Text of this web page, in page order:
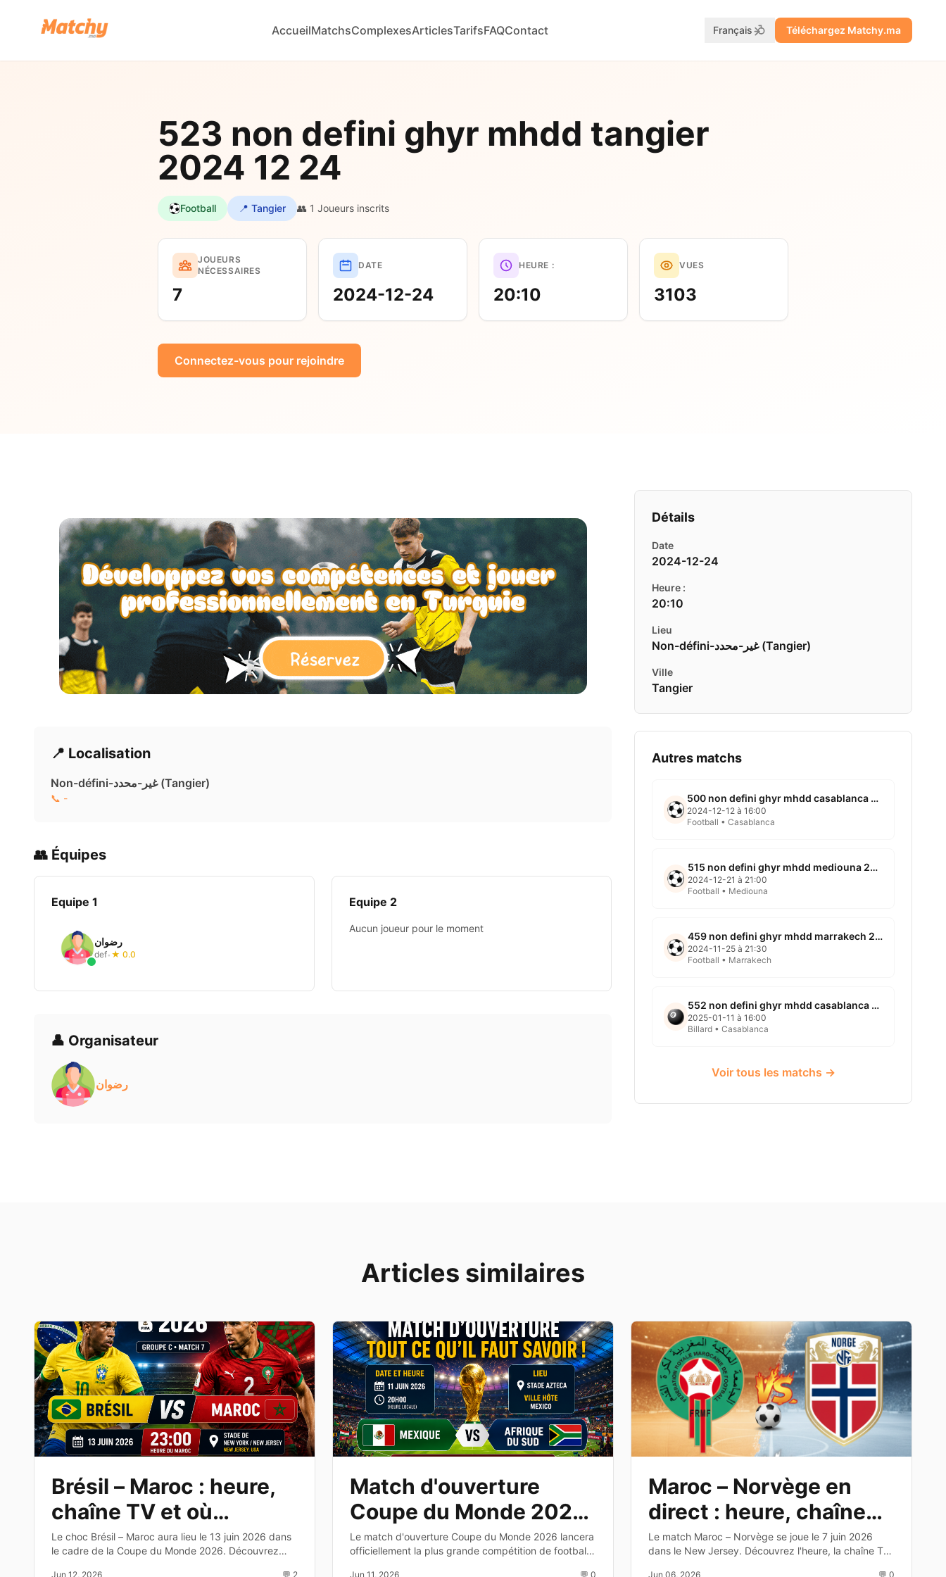
AccueilMatchsComplexesArticlesTarifsFAQContact Français Téléchargez Matchy.ma
523 non defini ghyr mhdd tangier
2024 12 24
Football 📍 Tangier 👥 1 Joueurs inscrits
JOUEURS
NÉCESSAIRES
7
DATE
2024-12-24
HEURE :
20:10
VUES
3103
Connectez-vous pour rejoindre
📍 Localisation
Non-défini-غير-محدد ( Tangier)
📞 -
👥 Équipes
Equipe 1
رضوان
def• ★ 0.0
Equipe 2
Aucun joueur pour le moment
👤 Organisateur
رضوان
Détails
Date
2024-12-24
Heure :
20:10
Lieu
Non-défini-غير-محدد ( Tangier)
Ville
Tangier
Autres matchs
500 non defini ghyr mhdd casablanca 2024 12 12
2024-12-12 à 16:00
Football • Casablanca
515 non defini ghyr mhdd mediouna 2024 12 21
2024-12-21 à 21:00
Football • Mediouna
459 non defini ghyr mhdd marrakech 2024 11 25
2024-11-25 à 21:30
Football • Marrakech
552 non defini ghyr mhdd casablanca 2025 01 11
2025-01-11 à 16:00
Billard • Casablanca
Voir tous les matchs →
Articles similaires
Brésil – Maroc : heure,
chaîne TV et où
regarder le match de la
Coupe du Monde 2026
Le choc Brésil – Maroc aura lieu le 13 juin 2026 dans
le cadre de la Coupe du Monde 2026. Découvrez
Jun 12, 2026 💬 2
Match d'ouverture
Coupe du Monde 2026
: date, heure et
diffusion TV
Le match d'ouverture Coupe du Monde 2026 lancera
officiellement la plus grande compétition de football
Jun 11, 2026 💬 0
Maroc – Norvège en
direct : heure, chaîne
TV et dernier test avant
le Mondial 2026
Le match Maroc – Norvège se joue le 7 juin 2026
dans le New Jersey. Découvrez l'heure, la chaîne TV,
Jun 06, 2026 💬 0